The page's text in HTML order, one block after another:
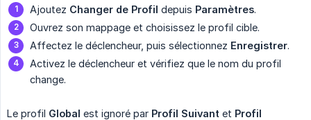
Ajoutez Changer de Profil depuis Paramètres.
Ouvrez son mappage et choisissez le profil cible.
Affectez le déclencheur, puis sélectionnez Enregistrer.
Activez le déclencheur et vérifiez que le nom du profil
change.
Le profil Global est ignoré par Profil Suivant et Profil